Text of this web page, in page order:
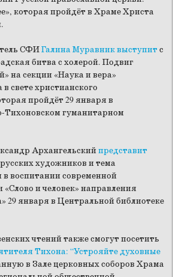
которая пройдёт в Храме Христа
СФИГалина Муравниквыступитс
битва с холерой. Подвиг
на секции «Наука и вера»
свете христианского
пройдёт 29 января в
Тихоновском гуманитарном
Архангельскийпредставит
художников и тема
воспитании современной
и человек» направления
29 января в Центральной библиотеке
чтений также смогут посетить
Тихона: “Устрояйте духовные
в Зале церковных соборов Храма